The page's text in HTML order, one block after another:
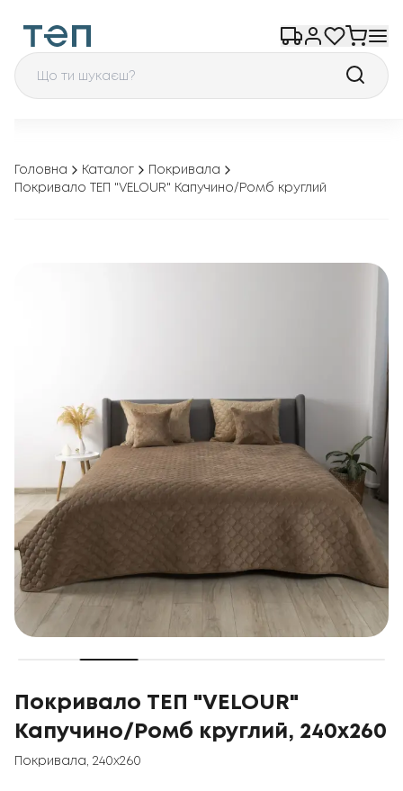
Головна Каталог
Покривала
Покривало ТЕП "VELOUR" Капучино/Ромб круглий
Покривало ТЕП "VELOUR"
Капучино/Ромб круглий, 240x260
Покривала 240x260